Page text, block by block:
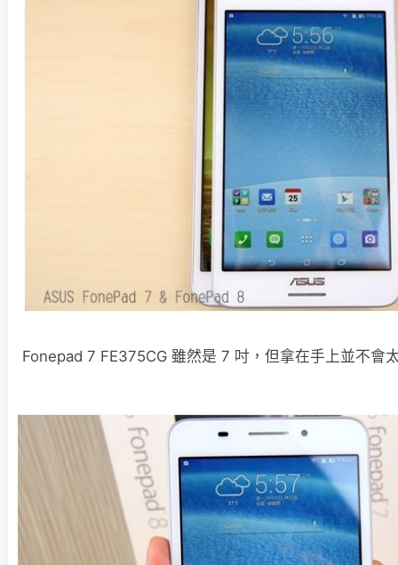
Fonepad 7 FE375CG 雖然是 7 吋，但拿在手上並不會